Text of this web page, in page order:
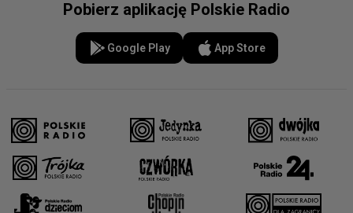
Pobierz aplikację Polskie Radio
Google Play App Store